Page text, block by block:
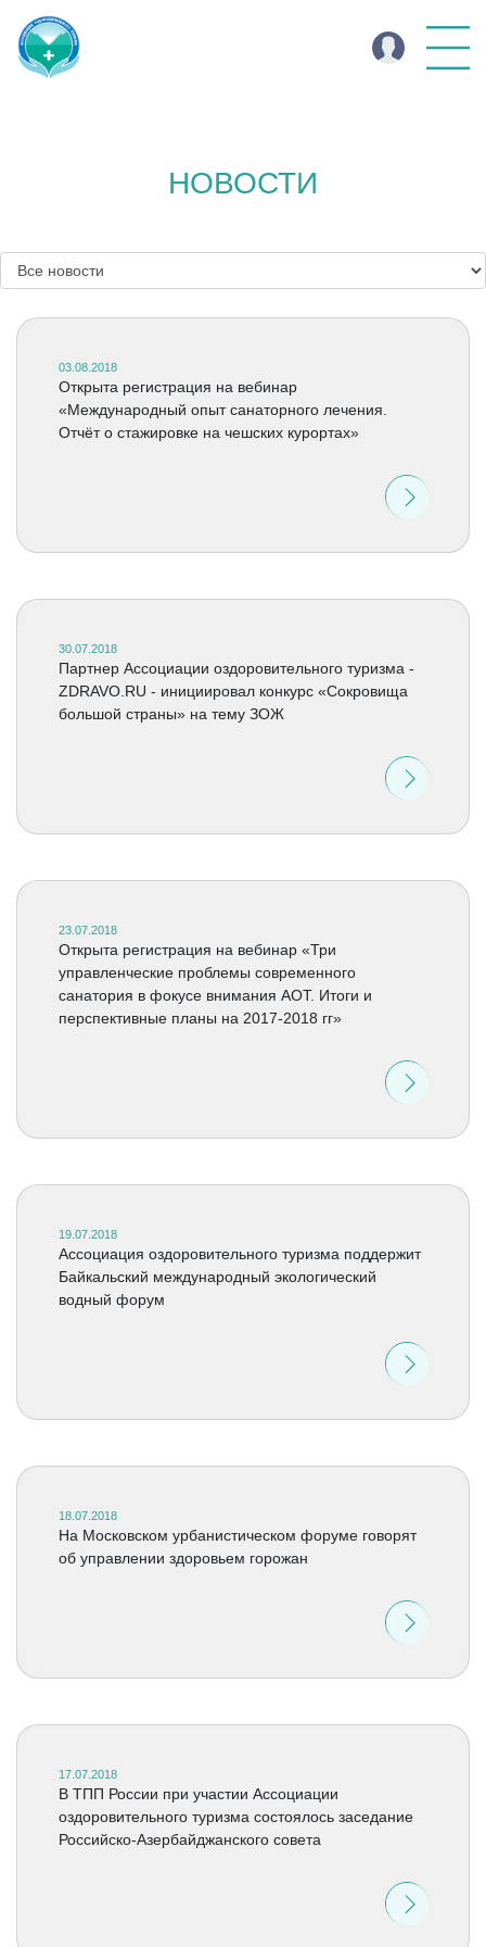
НОВОСТИ
03.08.2018
Открыта регистрация на вебинар
«Международный опыт санаторного лечения.
Отчёт о стажировке на чешских курортах»
30.07.2018
Партнер Ассоциации оздоровительного туризма -
ZDRAVO.RU - инициировал конкурс «Сокровища
большой страны» на тему ЗОЖ
23.07.2018
Открыта регистрация на вебинар «Три
управленческие проблемы современного
санатория в фокусе внимания АОТ. Итоги и
перспективные планы на 2017-2018 гг»
19.07.2018
Ассоциация оздоровительного туризма поддержит
Байкальский международный экологический
водный форум
18.07.2018
На Московском урбанистическом форуме говорят
об управлении здоровьем горожан
17.07.2018
В ТПП России при участии Ассоциации
оздоровительного туризма состоялось заседание
Российско-Азербайджанского совета